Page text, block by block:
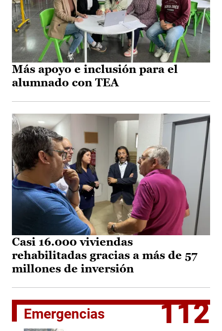
Más apoyo e inclusión para el
alumnado con TEA
Casi 16.000 viviendas
rehabilitadas gracias a más de 57
millones de inversión
Emergencias 112